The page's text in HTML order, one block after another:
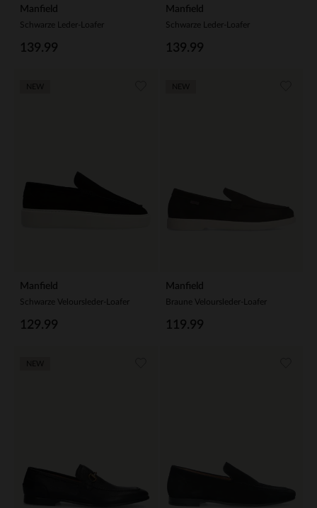
Manfield
Schwarze Leder-Loafer
139.99
Manfield
Schwarze Leder-Loafer
139.99
Manfield
Schwarze Veloursleder-Loafer
129.99
Manfield
Braune Veloursleder-Loafer
119.99